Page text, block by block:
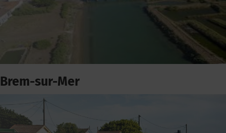
Brem-sur-Mer